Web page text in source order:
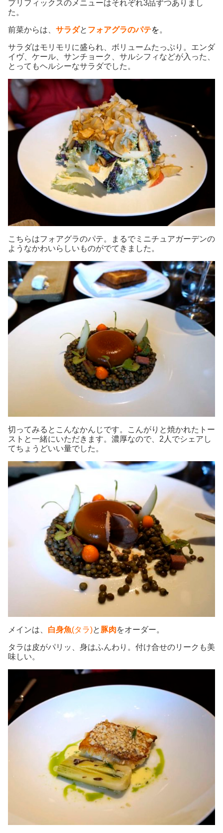
プリフィックスのメニューはそれぞれ3品ずつありまし
た。
前菜からは、 サラダと フォアグラのパテを。
サラダはモリモリに盛られ、ボリュームたっぷり。エンダ
イヴ、ケール、サンチョーク、サルシフィなどが入った、
とってもヘルシーなサラダでした。
こちらはフォアグラのパテ。まるでミニチュアガーデンの
ようなかわいらしいものがでてきました。
切ってみるとこんなかんじです。こんがりと焼かれたトー
ストと一緒にいただきます。濃厚なので、2人でシェアし
てちょうどいい量でした。
メインは、 白身魚(タラ)と 豚肉をオーダー。
タラは皮がパリッ、身はふんわり。付け合せのリークも美
味しい。